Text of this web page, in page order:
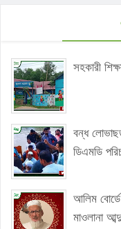
সহকারী
বন্ধ
ডিএমডি
আলিম
মাওলানা